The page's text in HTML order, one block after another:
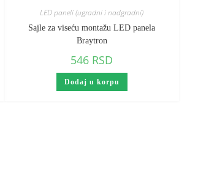
LED paneli (ugradni i nadgradni)
Sajle za viseću montažu LED panela
Braytron
546 RSD
Dodaj u korpu